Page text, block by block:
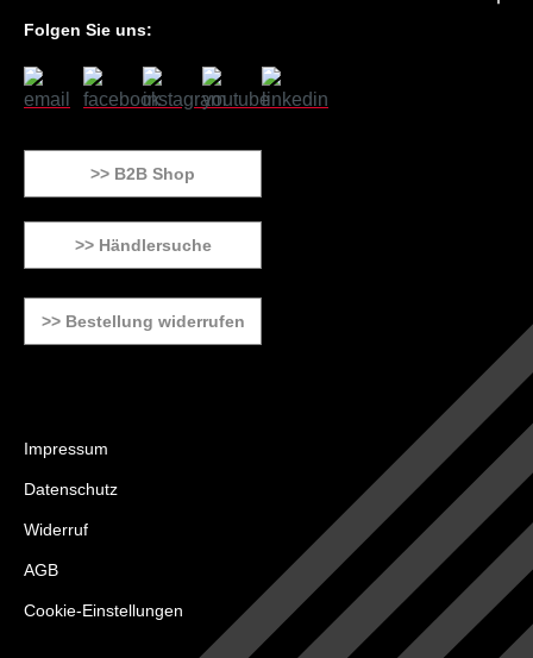
Folgen Sie uns:
>> B2B Shop
>> Händlersuche
>> Bestellung widerrufen
Impressum
Datenschutz
Widerruf
AGB
Cookie-Einstellungen